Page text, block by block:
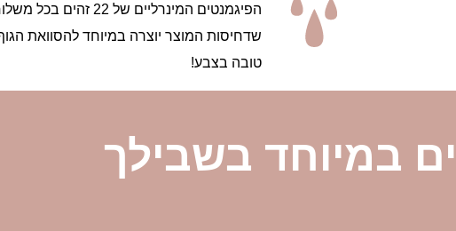
הפיגמנטים המינרליים של
שדחיסות המוצר יוצרה במיוחד להסוואת
טובה בצבע!
במיוחד בשבילך